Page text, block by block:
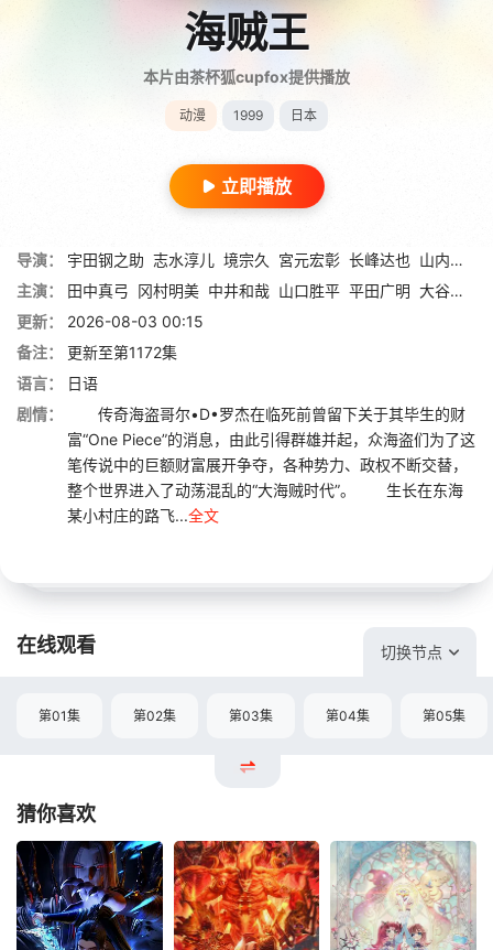
海贼王
本片由茶杯狐cupfox提供播放
动漫 1999 日本
立即播放
导演： 宇田钢之助 志水淳儿 境宗久 宮元宏彰 长峰达也 山内重保
主演：
田中真弓 冈村明美 中井和哉 山口胜平 平田广明 大谷育江
更新：
2026-08-03 00:15
备注：
更新至第1172集
语言：
日语
剧情：
传奇海盗哥尔•D•罗杰在临死前曾留下关于其毕生的财
富“One Piece”的消息，由此引得群雄并起，众海盗们为了这
笔传说中的巨额财富展开争夺，各种势力、政权不断交替，
整个世界进入了动荡混乱的“大海贼时代”。 生长在东海
某小村庄的路飞...全文
在线观看 切换节点
第01集 第02集 第03集 第04集 第05集
猜你喜欢